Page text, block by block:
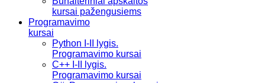
kursai pažengusiems
Programavimo
kursai
Python I-II lygis.
Programavimo kursai
C++ I-II lygis.
Programavimo kursai